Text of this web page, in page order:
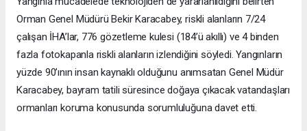
Orman Genel Müdürü Bekir Karacabey, riskli alanların 7/24
çalışan İHA’lar, 776 gözetleme kulesi (184’ü akıllı) ve 4 binden
fazla fotokapanla riskli alanların izlendiğini söyledi. Yangınların
yüzde 90’ının insan kaynaklı olduğunu anımsatan Genel Müdür
Karacabey, bayram tatili süresince doğaya çıkacak vatandaşları
ormanları koruma konusunda sorumluluğuna davet etti.